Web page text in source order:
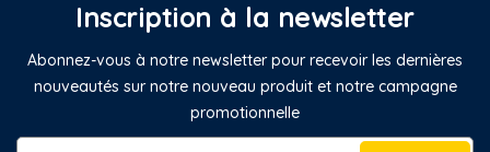
Inscription à la newsletter
Abonnez-vous à notre newsletter pour recevoir les dernières
nouveautés sur notre nouveau produit et notre campagne
promotionnelle